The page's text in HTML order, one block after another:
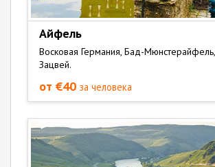
Айфель
Восковая Германия, Бад-
Зацвей.
от €40 за человека